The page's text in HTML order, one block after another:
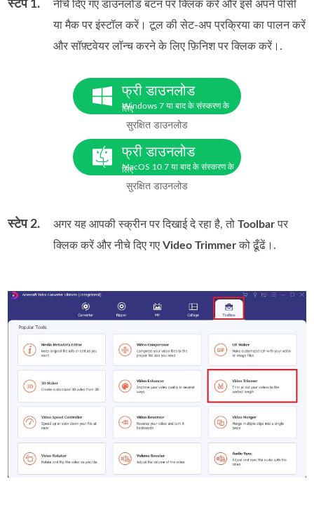
स्टेप 1.
नीचे दिए गए डाउनलोड बटन पर क्लिक करें और इसे अपने पीसी
या मैक पर इंस्टॉल करें। टूल की सेट‑अप प्रक्रिया का पालन करें
और सॉफ़्टवेयर लॉन्च करने के लिए फ़िनिश पर क्लिक करें।.
फ्री डाउनलोड
Windows 7 या बाद के संस्करण के
लिए
सुरक्षित डाउनलोड
फ्री डाउनलोड
MacOS 10.7 या बाद के संस्करण के
लिए
सुरक्षित डाउनलोड
स्टेप 2. अगर यह आपकी स्क्रीन पर दिखाई दे रहा है, तोToolbarपर
क्लिक करें और नीचे दिए गएVideo Trimmerको ढूँढें।.